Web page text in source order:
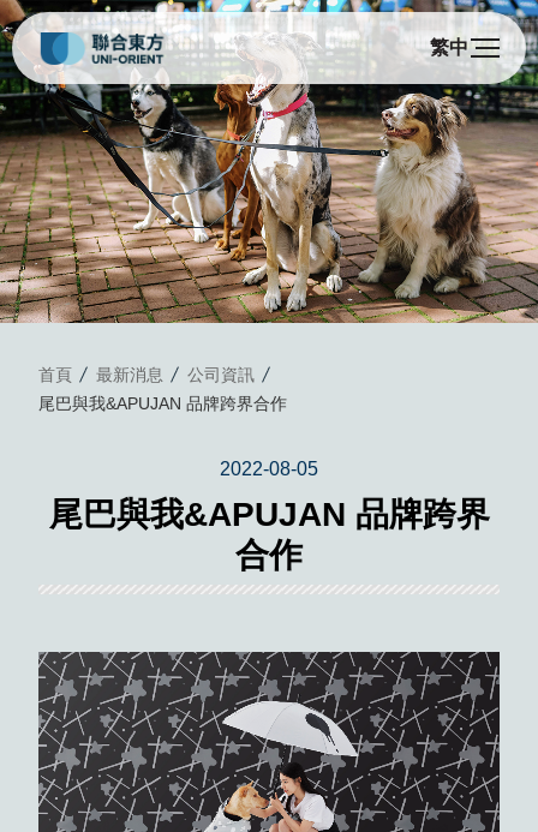
繁中
首頁 最新消息
公司資訊
尾巴與我&APUJAN 品牌跨界合作
2022-08-05
尾巴與我&APUJAN 品牌跨界
合作